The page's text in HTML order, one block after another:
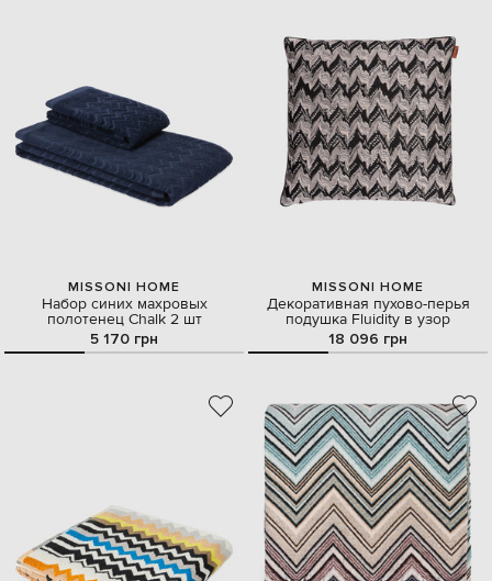
MISSONI HOME
Набор синих махровых
полотенец Chalk 2 шт
5 170 грн
MISSONI HOME
Декоративная пухово-перья
подушка Fluidity в узор
18 096 грн